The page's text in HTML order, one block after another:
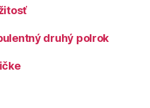
druhý polrok